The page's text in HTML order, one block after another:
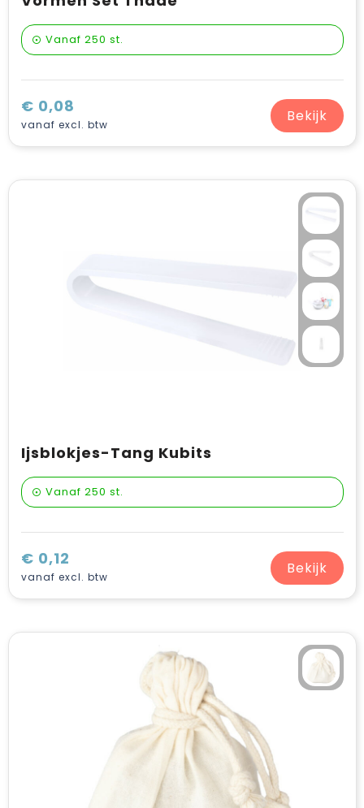
Vanaf 250 st.
€ 0,08
vanaf excl. btw Bekijk
Ijsblokjes-Tang Kubits
Vanaf 250 st.
€ 0,12
vanaf excl. btw Bekijk